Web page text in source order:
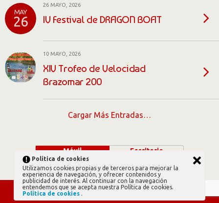
Política de cookies
Utilizamos cookies propias y de terceros para mejorar la
experiencia de navegación, y ofrecer contenidos y
publicidad de interés. Al continuar con la navegación
entendemos que se acepta nuestra Política de cookies.
Política de cookies .
MAY
26
26 MAYO, 2026
IV Festival de DRAGON BOAT
10 MAYO, 2026
XIV Trofeo de Velocidad
Brazomar 200
Cargar Más Entradas…
Móvil Escritorio